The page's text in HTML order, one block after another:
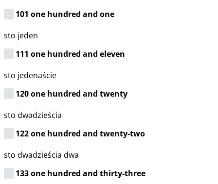
101 one hundred and one
sto jeden
111 one hundred and eleven
sto jedenaście
120 one hundred and twenty
sto dwadzieścia
122 one hundred and twenty-two
sto dwadzieścia dwa
133 one hundred and thirty-three